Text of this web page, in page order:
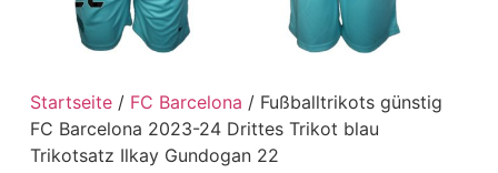
Startseite/ FC Barcelona / Fußballtrikots günstig
FC Barcelona 2023-24 Drittes Trikot blau
Trikotsatz Ilkay Gundogan 22